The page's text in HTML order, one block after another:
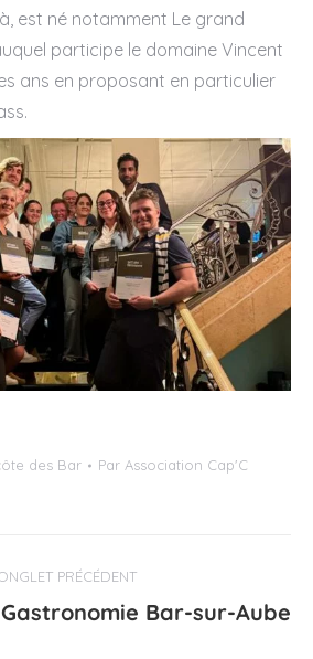
est né notamment Le grand
participe le domaine Vincent
ans en proposant en particulier
des Bar Par Association Cap'C
PRÉCÉDENT
Onglet
Bar-sur-Aube